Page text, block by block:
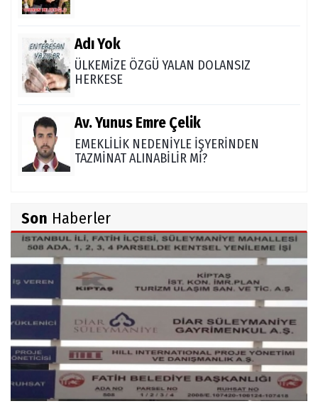
Adı Yok
ÜLKEMİZE ÖZGÜ YALAN DOLANSIZ
HERKESE
Av. Yunus Emre Çelik
EMEKLİLİK NEDENİYLE İŞYERİNDEN
TAZMİNAT ALINABİLİR Mİ?
TÜRK DEVLETLERİ TEŞKİLATI'NI ANLAMAK
M. Şevket Atalay
Nüfus ve Seçmen sayıları tutarsızlığı
Misafir Yazar
Yapay zekâ platformlarında ebeveyn
kontrolü sağlamak
Son Haberler